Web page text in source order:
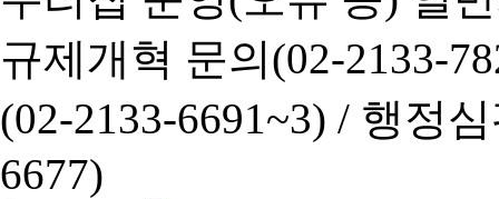
규제개혁 문의(02-2133-
(02-2133-6691~3) / 행정심
6677)